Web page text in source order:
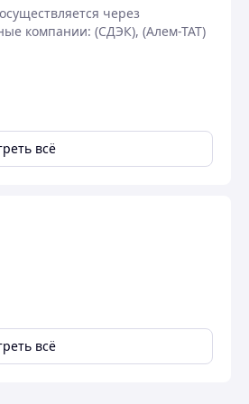
через
компании: (СДЭК), (Алем-ТАТ)
всё
всё